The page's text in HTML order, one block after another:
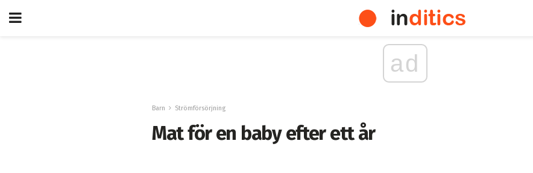
ad
Barn Strömförsörjning
Mat för en baby efter ett år